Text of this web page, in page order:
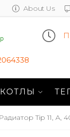
About Us
Радиатор Tip 11, A,